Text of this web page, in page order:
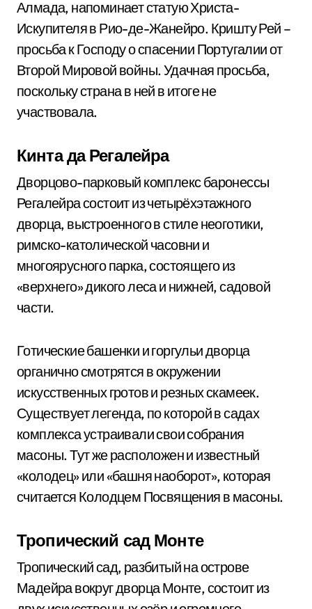
Алмада, напоминает статую Христа-
Искупителя в Рио-де-Жанейро. Кришту Рей –
просьба к Господу о спасении Португалии от
Второй Мировой войны. Удачная просьба,
поскольку страна в ней в итоге не
участвовала.
Кинта да Регалейра
Дворцово-парковый комплекс баронессы
Регалейра состоит из четырёхэтажного
дворца, выстроенного в стиле неоготики,
римско-католической часовни и
многоярусного парка, состоящего из
«верхнего» дикого леса и нижней, садовой
части.
Готические башенки и горгульи дворца
органично смотрятся в окружении
искусственных гротов и резных скамеек.
Существует легенда, по которой в садах
комплекса устраивали свои собрания
масоны. Тут же расположен и известный
«колодец» или «башня наоборот», которая
считается Колодцем Посвящения в масоны.
Тропический сад Монте
Тропический сад, разбитый на острове
Мадейра вокруг дворца Монте, состоит из